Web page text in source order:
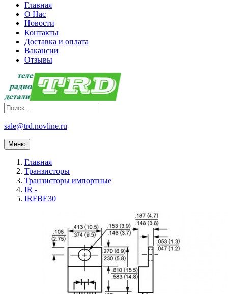
Главная
О Нас
Новости
Контакты
Доставка и оплата
Вакансии
Отзывы
sale@trd.novline.ru
Меню
Главная
Транзисторы
Транзисторы импортные
IR -
IRFBE30